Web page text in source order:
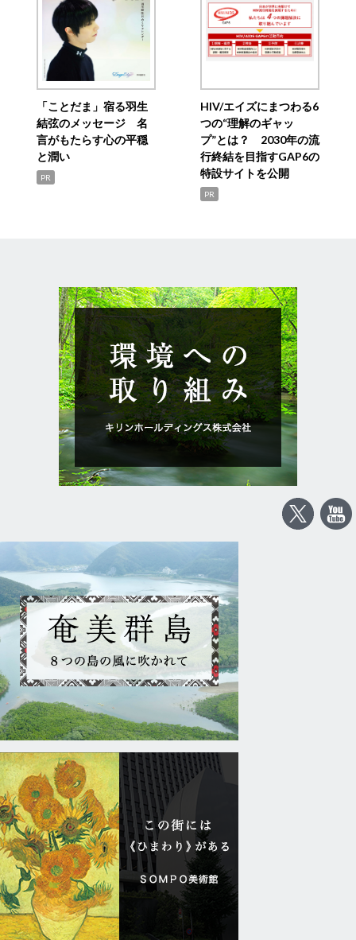
「ことだま」宿る羽生
結弦のメッセージ 名
言がもたらす心の平穏
と潤い
PR
HIV/エイズにまつわる6
つの“理解のギャッ
プ”とは？ 2030年の流
行終結を目指すGAP6の
特設サイトを公開
PR